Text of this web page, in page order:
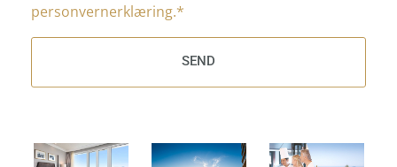
personvernerklæring.*
SEND